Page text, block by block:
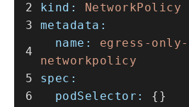
kind:
NetworkPolicy
metadata:
name:
egress-
networkpolicy
spec:
podSelector:
{}